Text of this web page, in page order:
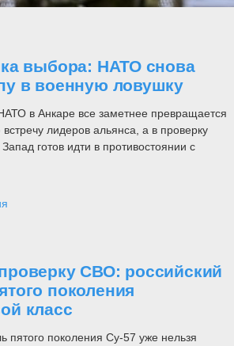
выбора: НАТО снова
в военную ловушку
в Анкаре все заметнее превращается
лидеров альянса, а в проверку
готов идти в противостоянии с
СВО: российский
поколения
класс
пятого поколения Су-57 уже нельзя